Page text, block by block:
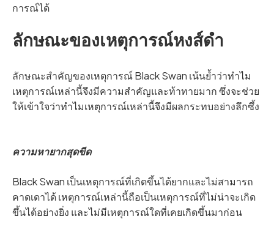
การณ์ได้
ลักษณะของเหตุการณ์หงส์ดำ
ลักษณะสำคัญของเหตุการณ์ Black Swan เน้นย้ำว่าทำไม
เหตุการณ์เหล่านี้จึงมีความสำคัญและท้าทายมาก ซึ่งจะช่วย
ให้เข้าใจว่าทำไมเหตุการณ์เหล่านี้จึงมีผลกระทบอย่างลึกซึ้ง
ความหายากสุดขีด
Black Swan เป็นเหตุการณ์ที่เกิดขึ้นได้ยากและไม่สามารถ
คาดเดาได้ เหตุการณ์เหล่านี้ถือเป็นเหตุการณ์ที่ไม่น่าจะเกิด
ขึ้นได้อย่างยิ่ง และไม่มีเหตุการณ์ใดที่เคยเกิดขึ้นมาก่อน